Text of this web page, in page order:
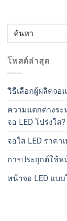
โพสต์ล่าสุด
วิธีเลือกผู้ผลิตจอ
ความแตกต่างระ
จอ LED โปร่งใส?
จอใส LED ราคา
การประยุกต์ใช้ห
หน้าจอ LED แบ